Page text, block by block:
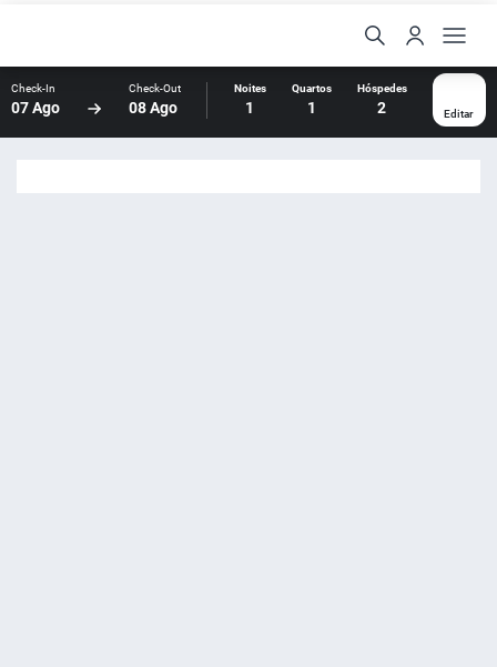
Check-In
07 Ago
Check-Out
08 Ago
Noites
1
Quartos
1
Hóspedes
2 Editar